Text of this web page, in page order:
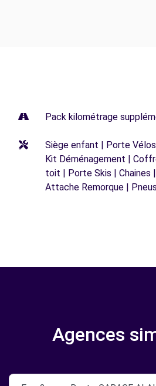
Pack kilométrage
Siège enfant | Porte
Kit Déménagement |
toit | Porte Skis |
Attache Remorque |
Agences